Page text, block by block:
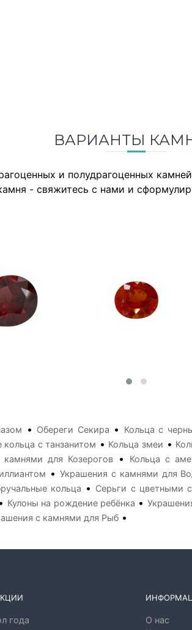
ВАРИАНТЫ
и полудрагоценных
- свяжитесь с нами и
• Обереги Секира • Кольца с
кольца с танзанитом • Кольца змеи •
камнями для Козерогов • Кольца с
• Украшения с камнями для
кольца • Серьги с цветными
• Кулоны на рождение ребёнка •
с камнями для Рыб •
года
О нас